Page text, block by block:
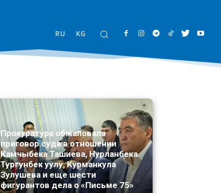
RU KG
Прокуратура обжаловала
приговор суда в отношении
Камчыбека Ташиева, Нурланбека
Тургунбек уулу, Курманкула
Зулушева и еще шести
фигурантов дела о «Письме 75»